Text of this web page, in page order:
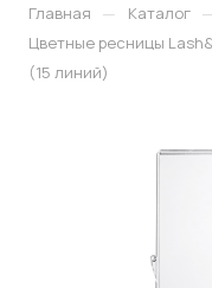
Главная — Каталог
Цветные ресницы
(15 линий)